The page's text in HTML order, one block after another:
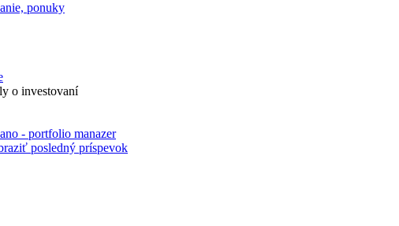
ponuky
o investovaní
- portfolio manazer
posledný príspevok